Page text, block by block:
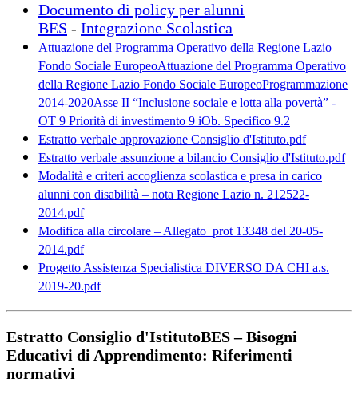
Documento di policy per alunni
BES - Integrazione Scolastica
Attuazione del Programma Operativo della Regione Lazio
Fondo Sociale EuropeoAttuazione del Programma Operativo
della Regione Lazio Fondo Sociale EuropeoProgrammazione
2014-2020Asse II “Inclusione sociale e lotta alla povertà” -
OT 9 Priorità di investimento 9 iOb. Specifico 9.2
Estratto verbale approvazione Consiglio d'Istituto.pdf
Estratto verbale assunzione a bilancio Consiglio d'Istituto.pdf
Modalità e criteri accoglienza scolastica e presa in carico
alunni con disabilità – nota Regione Lazio n. 212522-
2014.pdf
Modifica alla circolare – Allegato_prot 13348 del 20-05-
2014.pdf
Progetto Assistenza Specialistica DIVERSO DA CHI a.s.
2019-20.pdf
Estratto Consiglio d'IstitutoBES – Bisogni
Educativi di Apprendimento: Riferimenti
normativi